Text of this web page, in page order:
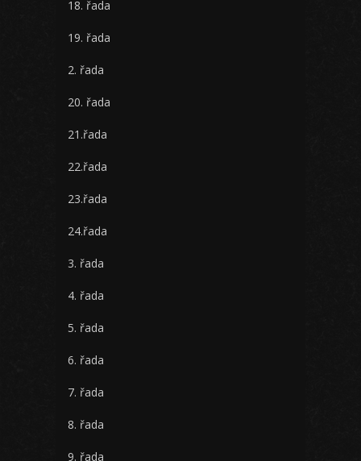
18. řada
19. řada
2. řada
20. řada
21.řada
22.řada
23.řada
24.řada
3. řada
4. řada
5. řada
6. řada
7. řada
8. řada
9. řada